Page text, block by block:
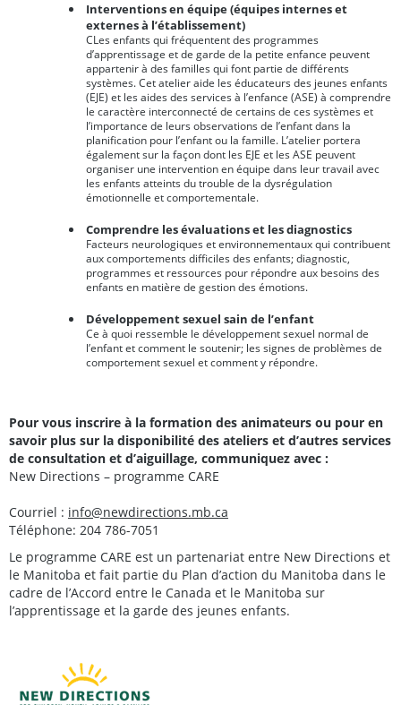
Interventions en équipe (équipes internes et
externes à l’établissement)
CLes enfants qui fréquentent des programmes
d’apprentissage et de garde de la petite enfance peuvent
appartenir à des familles qui font partie de différents
systèmes. Cet atelier aide les éducateurs des jeunes enfants
(EJE) et les aides des services à l’enfance (ASE) à comprendre
le caractère interconnecté de certains de ces systèmes et
l’importance de leurs observations de l’enfant dans la
planification pour l’enfant ou la famille. L’atelier portera
également sur la façon dont les EJE et les ASE peuvent
organiser une intervention en équipe dans leur travail avec
les enfants atteints du trouble de la dysrégulation
émotionnelle et comportementale.
Comprendre les évaluations et les diagnostics
Facteurs neurologiques et environnementaux qui contribuent
aux comportements difficiles des enfants; diagnostic,
programmes et ressources pour répondre aux besoins des
enfants en matière de gestion des émotions.
Développement sexuel sain de l’enfant
Ce à quoi ressemble le développement sexuel normal de
l’enfant et comment le soutenir; les signes de problèmes de
comportement sexuel et comment y répondre.
Pour vous inscrire à la formation des animateurs ou pour en
savoir plus sur la disponibilité des ateliers et d’autres services
de consultation et d’aiguillage, communiquez avec :
New Directions – programme CARE
Courriel : info@newdirections.mb.ca
Téléphone: 204 786-7051
Le programme CARE est un partenariat entre New Directions et
le Manitoba et fait partie du Plan d’action du Manitoba dans le
cadre de l’Accord entre le Canada et le Manitoba sur
l’apprentissage et la garde des jeunes enfants.